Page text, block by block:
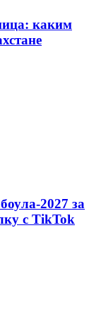
каким
2027 за
с TikTok